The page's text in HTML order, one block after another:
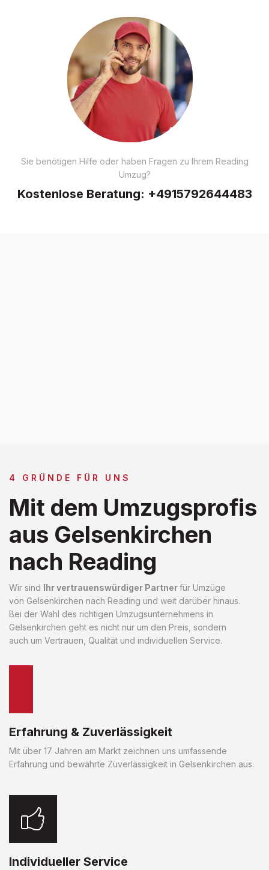
Sie benötigen Hilfe oder haben Fragen zu Ihrem Reading
Umzug?
Kostenlose Beratung: +4915792644483
4 GRÜNDE FÜR UNS
Mit dem Umzugsprofis
aus Gelsenkirchen
nach Reading
Wir sind Ihr vertrauenswürdiger Partnerfür Umzüge
von Gelsenkirchen nach Reading und weit darüber hinaus.
Bei der Wahl des richtigen Umzugsunternehmens in
Gelsenkirchen geht es nicht nur um den Preis, sondern
auch um Vertrauen, Qualität und individuellen Service.
Erfahrung & Zuverlässigkeit
Mit über 17 Jahren am Markt zeichnen uns umfassende
Erfahrung und bewährte Zuverlässigkeit in Gelsenkirchen aus.
Individueller Service